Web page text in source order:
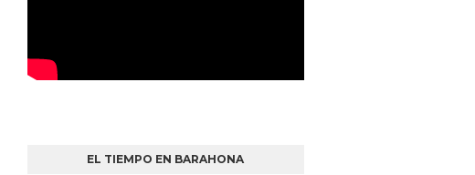
EL TIEMPO EN BARAHONA